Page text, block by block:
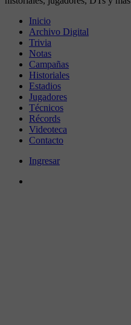
Inicio
Archivo Digital
Trivia
Notas
Campañas
Historiales
Estadios
Jugadores
Técnicos
Récords
Videoteca
Contacto
Ingresar